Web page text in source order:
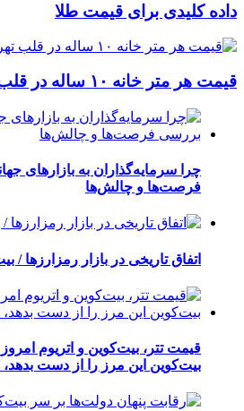
داده کلیدی برای قیمت طلا
قیمت هر متر خانه ۱۰ ساله در قلب تهران
چرا سرمایه‌گذاران به بازارهای
فرصت‌ها و چالش‌ها
اتفاق تاریخی در بازار رمزارزها
بیت‌کوین این مرز را از دست